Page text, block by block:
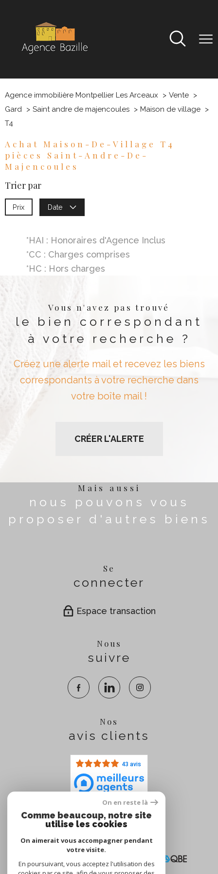
Agence immobilière Montpellier Les Arceaux
Vente
Gard
Saint andre de majencoules
Maison de village
T4
Achat Maison-De-Village T4
pièces Saint-Andre-De-
Majencoules
Trier par
Prix Date
*HAI : Honoraires d'Agence Inclus
*CC : Charges comprises
*HC : Hors charges
Vous n'avez pas trouvé
le bien correspondant
à votre recherche ?
Créez une alerte mail et recevez les biens
correspondants à votre recherche dans
votre boîte mail !
CRÉER L'ALERTE
Mais aussi
nous pouvons vous
proposer d'autres biens
Se
connecter
Espace transaction
Nous
suivre
Nos
avis clients
43 avis
Nous
adhérons
On en reste là
Comme beaucoup, notre site
utilise les cookies
On aimerait vous accompagner pendant
votre visite.
En poursuivant, vous acceptez l'utilisation des